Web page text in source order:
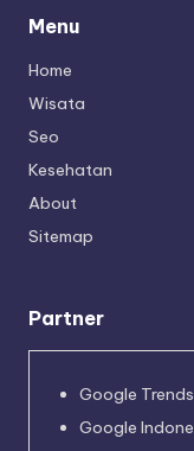
Menu
Home
Wisata
Seo
Kesehatan
About
Sitemap
Partner
Google Trends
Google